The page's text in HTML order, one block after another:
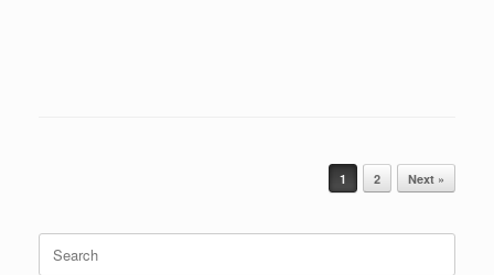
1 2 Next »
Search
for: